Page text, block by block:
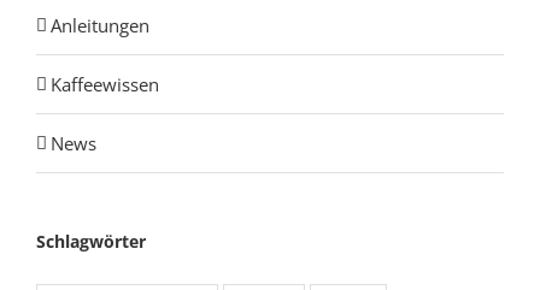
Anleitungen
Kaffeewissen
News
Schlagwörter